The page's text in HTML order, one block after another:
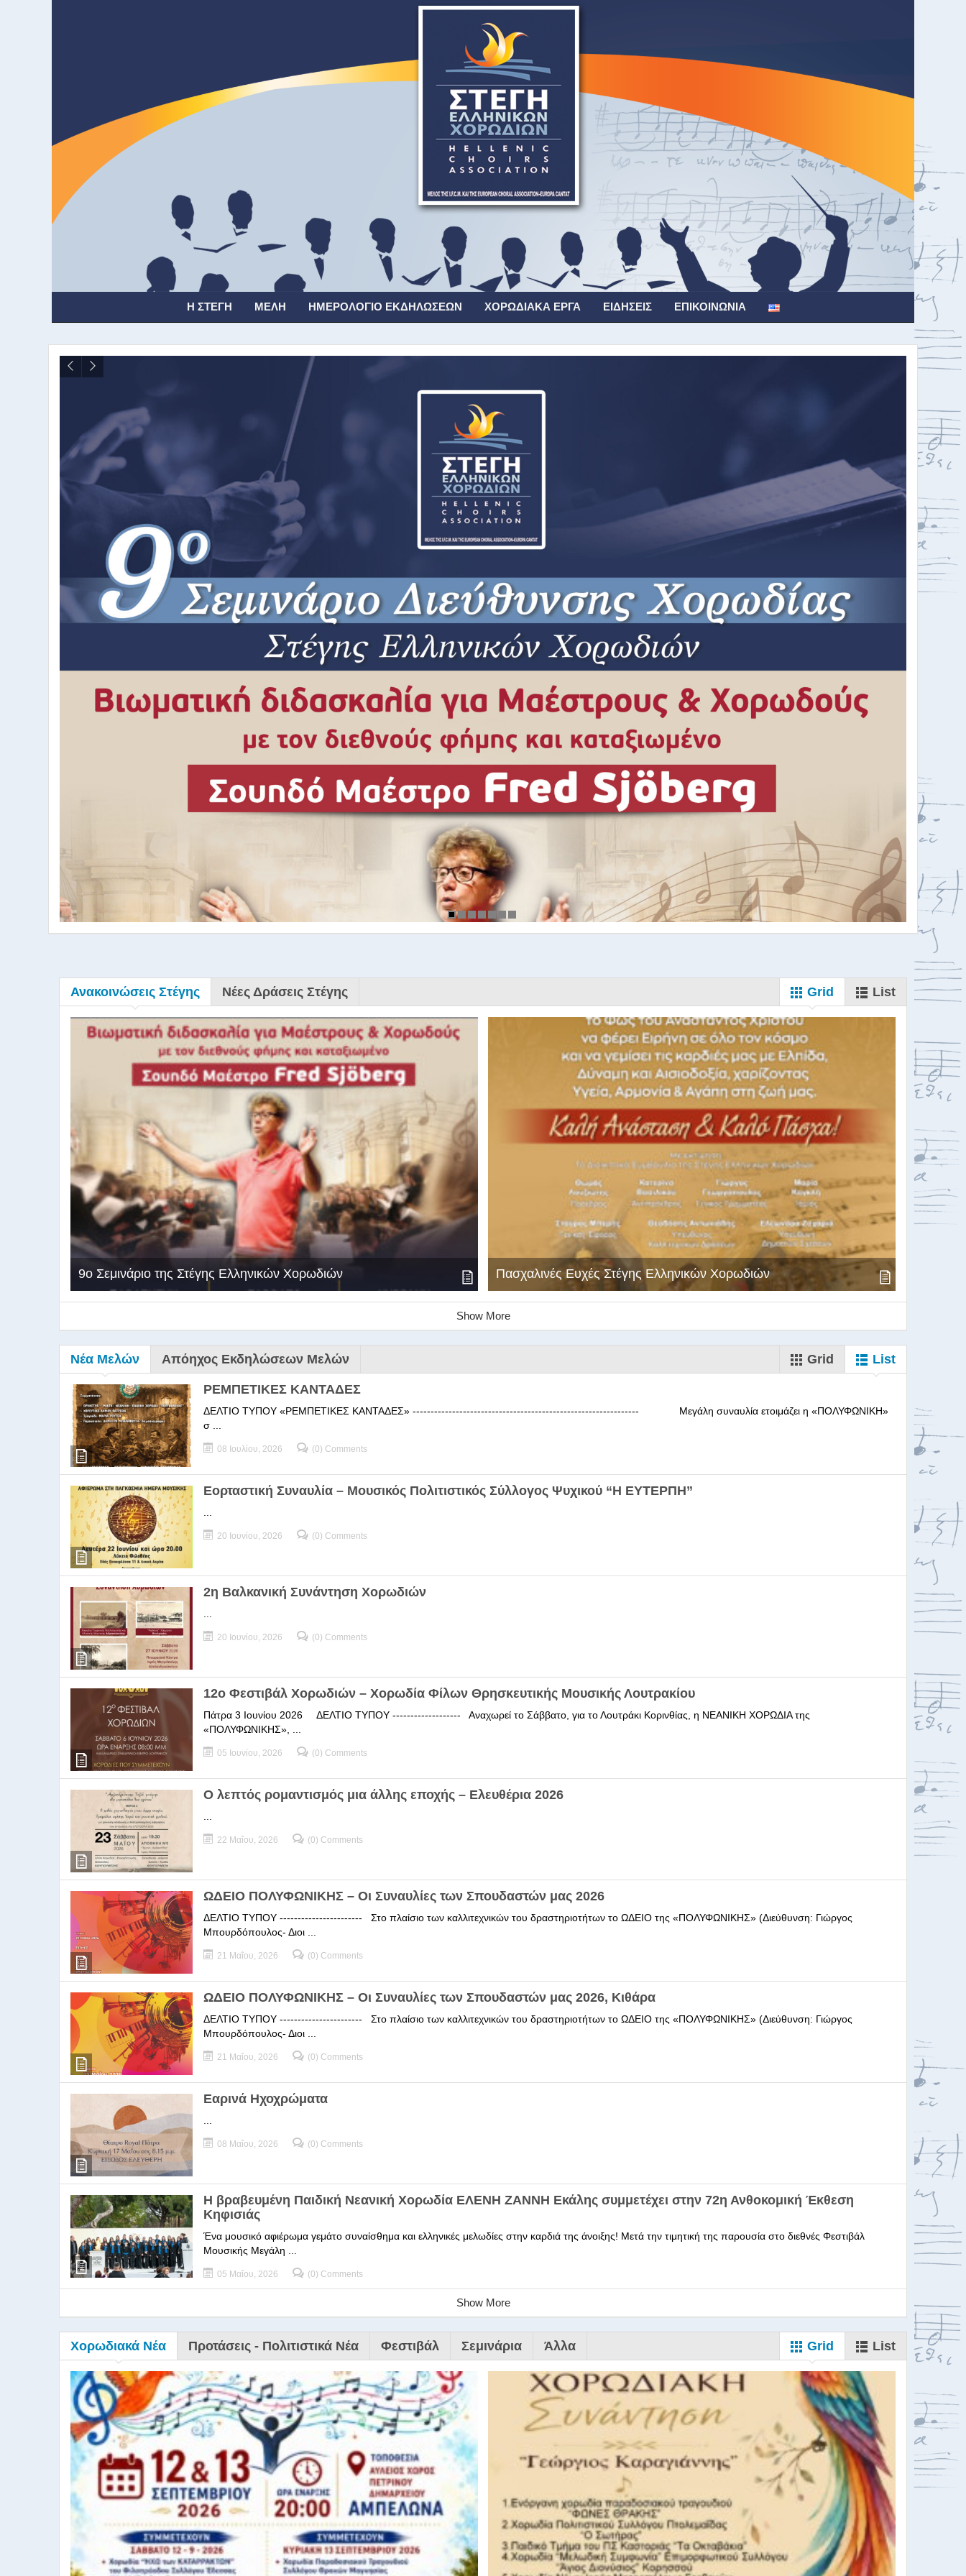
Η ΣΤΈΓΗ ΜΈΛΗ ΗΜΕΡΟΛΌΓΙΟ ΕΚΔΗΛΏΣΕΩΝ ΧΟΡΩΔΙΑΚΆ ΈΡΓΑ ΕΙΔΉΣΕΙΣ ΕΠΙΚΟΙΝΩΝΊΑ
9ο Σεμινάριο της Στέγης Ελληνικών Χορωδιών
9Ο Σεμινάριο Διεύθυνσης Χορωδίας της Στέγης Ελληνικών Χορωδιών Βιωματική διδασκαλία για Μαέστρου...
Ανακοινώσεις Στέγης Νέες Δράσεις Στέγης Grid List
9ο Σεμινάριο της Στέγης Ελληνικών Χορωδιών Πασχαλινές Ευχές Στέγης Ελληνικών Χορωδιών
Show More
Νέα Μελών Απόηχος Εκδηλώσεων Μελών Grid List
ΡΕΜΠΕΤΙΚΕΣ ΚΑΝΤΑΔΕΣ
ΔΕΛΤΙΟ ΤΥΠΟΥ «ΡΕΜΠΕΤΙΚΕΣ ΚΑΝΤΑΔΕΣ» --------------------------------------------------------------- Μεγάλη συναυλία ετοιμάζει η «ΠΟΛΥΦΩΝΙΚΗ»
σ ...
08 Ιουλίου, 2026 (0) Comments
Εορταστική Συναυλία – Μουσικός Πολιτιστικός Σύλλογος Ψυχικού “Η ΕΥΤΕΡΠΗ”
20 Ιουνίου, 2026 (0) Comments
2η Βαλκανική Συνάντηση Χορωδιών
20 Ιουνίου, 2026 (0) Comments
12ο Φεστιβάλ Χορωδιών – Χορωδία Φίλων Θρησκευτικής Μουσικής Λουτρακίου
Πάτρα 3 Ιουνίου 2026 ΔΕΛΤΙΟ ΤΥΠΟΥ ------------------- Αναχωρεί το Σάββατο, για το Λουτράκι Κορινθίας, η ΝΕΑΝΙΚΗ ΧΟΡΩΔΙΑ της
«ΠΟΛΥΦΩΝΙΚΗΣ», ...
05 Ιουνίου, 2026 (0) Comments
Ο λεπτός ρομαντισμός μια άλλης εποχής – Ελευθέρια 2026
22 Μαΐου, 2026 (0) Comments
ΩΔΕΙΟ ΠΟΛΥΦΩΝΙΚΗΣ – Οι Συναυλίες των Σπουδαστών μας 2026
ΔΕΛΤΙΟ ΤΥΠΟΥ ----------------------- Στο πλαίσιο των καλλιτεχνικών του δραστηριοτήτων το ΩΔΕΙΟ της «ΠΟΛΥΦΩΝΙΚΗΣ» (Διεύθυνση: Γιώργος
Μπουρδόπουλος- Διοι ...
21 Μαΐου, 2026 (0) Comments
ΩΔΕΙΟ ΠΟΛΥΦΩΝΙΚΗΣ – Οι Συναυλίες των Σπουδαστών μας 2026, Κιθάρα
ΔΕΛΤΙΟ ΤΥΠΟΥ ----------------------- Στο πλαίσιο των καλλιτεχνικών του δραστηριοτήτων το ΩΔΕΙΟ της «ΠΟΛΥΦΩΝΙΚΗΣ» (Διεύθυνση: Γιώργος
Μπουρδόπουλος- Διοι ...
21 Μαΐου, 2026 (0) Comments
Εαρινά Ηχοχρώματα
08 Μαΐου, 2026 (0) Comments
Η βραβευμένη Παιδική Νεανική Χορωδία ΕΛΕΝΗ ΖΑΝΝΗ Εκάλης συμμετέχει στην 72η Ανθοκομική Έκθεση
Κηφισιάς
Ένα μουσικό αφιέρωμα γεμάτο συναίσθημα και ελληνικές μελωδίες στην καρδιά της άνοιξης! Μετά την τιμητική της παρουσία στο διεθνές Φεστιβάλ
Μουσικής Μεγάλη ...
05 Μαΐου, 2026 (0) Comments
Show More
Χορωδιακά Νέα Προτάσεις - Πολιτιστικά Νέα Φεστιβάλ Σεμινάρια Άλλα Grid List